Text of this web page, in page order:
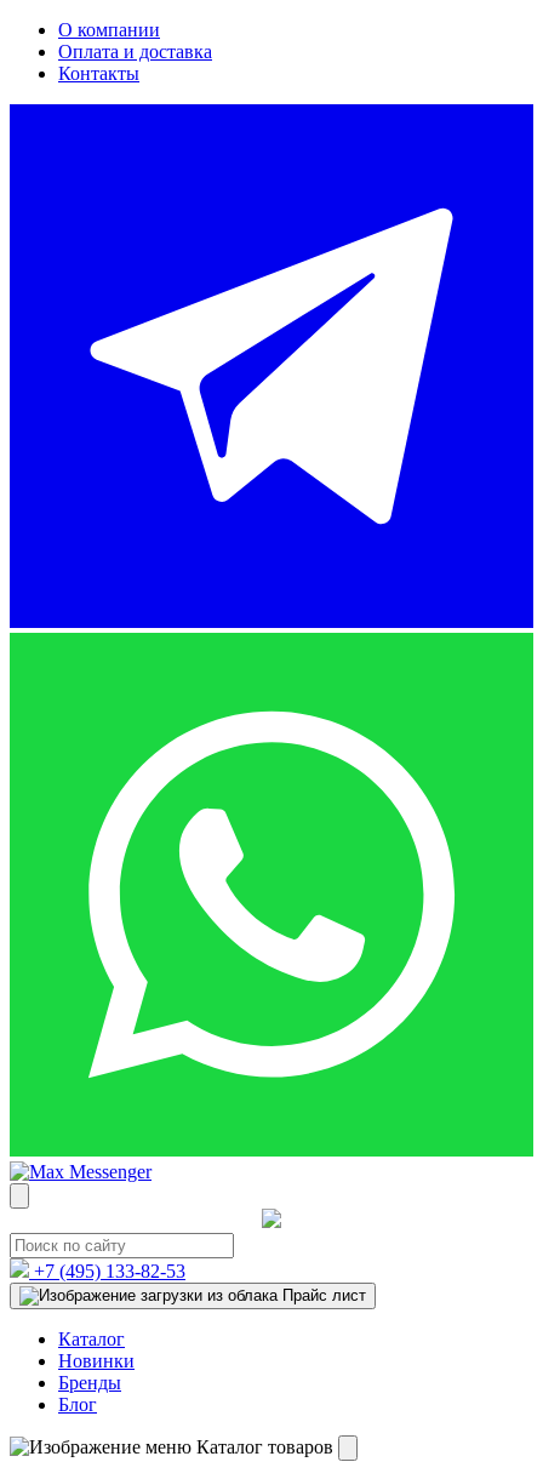
О компании
Оплата и доставка
Контакты
+7 (495) 133-82-53
Прайс лист
Каталог
Новинки
Бренды
Блог
Каталог товаров